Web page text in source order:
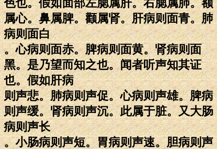
色也。假如面部左腮属肝。右腮属肺。额
属心。鼻属脾。颧属肾。肝病则面青。肺
病则面白
。心病则面赤。脾病则面黄。肾病则面
黑。是乃望而知之也。闻者听声知其证
也。假如肝病
则声悲。肺病则声促。心病则声雄。脾病
则声缓。肾病则声沉。此属于脏。又大肠
病则声长
。小肠病则声短。胃病则声速。胆病则声